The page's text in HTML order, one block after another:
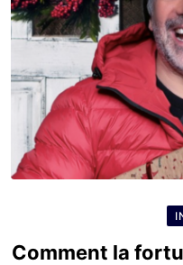
Comment la